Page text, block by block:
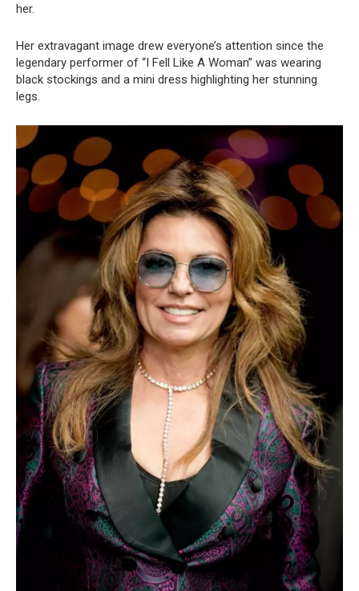
her.
Her extravagant image drew everyone’s attention since the
legendary performer of “I Fell Like A Woman” was wearing
black stockings and a mini dress highlighting her stunning
legs.